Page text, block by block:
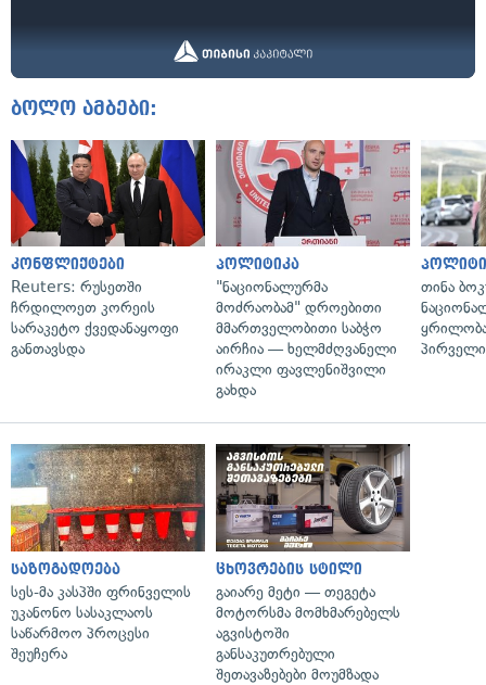
ბოლო ამბები:
კონფლიქტები
Reuters: რუსეთში
ჩრდილოეთ კორეის
სარაკეტო ქვედანაყოფი
განთავსდა
პოლიტიკა
"ნაციონალურმა
მოძრაობამ" დროებითი
მმართველობითი საბჭო
აირჩია — ხელმძღვანელი
ირაკლი ფავლენიშვილი
გახდა
თინა
საზოგადოება
სეს-მა კასპში ფრინველის
უკანონო სასაკლაოს
საწარმოო პროცესი
შეუჩერა
ცხოვრების სტილი
გაიარე მეტი — თეგეტა
მოტორსმა მომხმარებელს
აგვისტოში
განსაკუთრებული
შეთავაზებები მოუმზადა